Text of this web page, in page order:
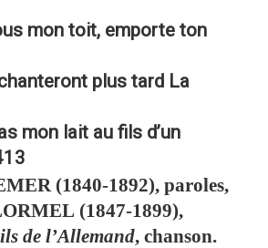
mon toit, emporte ton
plus tard La
mon lait au fils d’un
(1840-1892), paroles,
(1847-1899),
de l’Allemand, chanson.